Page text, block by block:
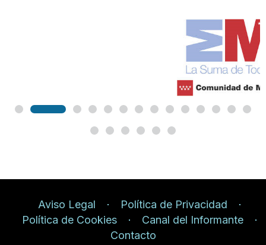
Aviso Legal
Política de Privacidad
Política de Cookies
Canal del Informante
Contacto